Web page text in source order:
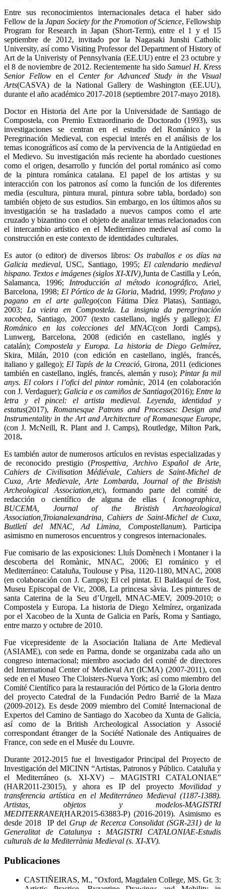
Entre sus reconocimientos internacionales detaca el haber sido
Fellow de la Japan Society for the Promotion of Science, Fellowship
Program for Research in Japan (Short-Term), entre el 1 y el 15
septiembre de 2012, invitado por la Nagasaki Junshi Catholic
University, así como Visiting Professor del Department of History of
Art de la Univeristy of Pennsylvania (EE.UU) entre el 23 octubre y
el 8 de noviembre de 2012. Recientemente ha sidoSamuel H. Kress
Senior Fellowen el Center for Advanced Study in the Visual
Arts(CASVA) de la National Gallery de Washington (EE.UU),
durante el año académico 2017-2018 (septiembre 2017-mayo 2018).
Doctor en Historia del Arte por la Universidade de Santiago de
Compostela, con Premio Extraordinario de Doctorado (1993), sus
investigaciones se centran en el estudio del Románico y la
Peregrinación Medieval, con especial interés en el análisis de los
temas iconográficos así como de la pervivencia de la Antigüedad en
el Medievo. Su investigación más reciente ha abordado cuestiones
como el origen, desarrollo y función del portal románico así como
de la pintura románica catalana. El papel de los artistas y su
interacción con los patronos así como la función de los diferentes
media (escultura, pintura mural, pintura sobre tabla, bordado) son
también objeto de sus estudios. Sin embargo, en los últimos años su
investigación se ha trasladado a nuevos campos como el arte
cruzado y bizantino con el objeto de analizar temas relacionados con
el intercambio artístico en el Mediterráneo medieval así como la
construcción en este contexto de identidades culturales.
Es autor (o editor) de diversos libros: Os traballos e os días na
Galicia medieval, USC, Santiago, 1995; El calendario medieval
hispano. Textos e imágenes (siglos XI-XIV), Junta de Castilla y León,
Salamanca, 1996; Introducción al método iconográfico, Ariel,
Barcelona, 1998; El Pórtico de la Gloria, Madrid, 1999; Profano y
pagano en el arte gallego(con Fátima Díez Platas), Santiago,
2003; La vieira en Compostela. La insignia da peregrinación
xacobea, Santiago, 2007 (texto castellano, inglés y gallego); El
Románico en las colecciones del MNAC(con Jordi Camps),
Lunwerg, Barcelona, 2008 (edición en castellano, inglés y
catalán); Compostela y Europa. La historia de Diego Gelmírez,
Skira, Milán, 2010 (con edición en castellano, inglés, francés,
italiano y gallego); El Tapís de la Creació, Girona, 2011 (ediciones
también en castellano, inglés, francés, alemán y ruso); Pintar fa mil
anys. El colors i l’ofici del pintor romànic, 2014 (en colaboración
con J. Verdaguer); Galicia e os camiños de Santiago(2016); Entre la
letra y el pincel: el artista medieval. Leyenda, identidad y
estatus(2017), Romanesque Patrons and Processes: Design and
Instrumentality in the Art and Architecture of Romanesque Europe,
(con J. McNeill, R. Plant and J. Camps), Routledge, Milton Park,
2018.
Es también autor de numerosos artículos en revistas especializadas y
de reconocido prestigio (Prospettiva, Archivo Español de Arte,
Cahiers de Civilisation Médiévale, Cahiers de Saint-Michel de
Cuxa, Arte Medievale, Arte Lombarda, Journal of the Bristish
Archeological Association, etc), formando parte del comité de
redacción o científico de alguna de ellas ( Iconographica,
BUCEMA, Journal of the Bristish Archaeological
Association,Troianalexandrina, Cahiers de Saint-Michel de Cuxa,
Butlletí del MNAC, Ad Limina, Compostellanum). Participa
asimismo en numerosos encuentros y congresos internacionales.
Fue comisario de las exposiciones: Lluís Domènech i Montaner i la
descoberta del Romànic, MNAC, 2006; El románico y el
Mediterráneo: Cataluña, Toulouse y Pisa, 1120-1180, MNAC, 2008
(en colaboración con J. Camps); El cel pintat. El Baldaquí de Tost,
Museu Episcopal de Vic, 2008, La princesa sàvia. Les pintures de
santa Caterina de la Seu d’Urgell, MNAC-MEV, 2009-2010; o
Compostela y Europa. La historia de Diego Xelmírez, organizada
por el Xacobeo de la Xunta de Galicia en París, Roma y Santiago,
entre marzo y octubre de 2010.
Fue vicepresidente de la Asociación Italiana de Arte Medieval
(ASIAME), con sede en Parma, donde se organizaba cada año un
congreso internacional; miembro asociado del comité de directores
del International Center of Medieval Art (ICMA) (2007-2011), con
sede en el Museo The Cloisters-Nueva York; así como miembro del
Comité Científico para la restauración del Pórtico de la Gloria dentro
del proyecto Catedral de la Fundación Pedro Barrié de la Maza
(2009-2012). Es desde 2009 miembro del Comité Internacional de
Expertos del Camino de Santiago do Xacobeo da Xunta de Galicia,
así como de la British Archeological Association y Associé
correspondant étranger de la Société Nationale des Antiquaires de
France, con sede en el Musée du Louvre.
Durante 2012-2015 fue el Investigador Principal del Proyecto de
Investigación del MICINN “Artistas, Patronos y Público. Cataluña y
el Mediterráneo (s. XI-XV) – MAGISTRI CATALONIAE”
(HAR2011-23015), y ahora es IP del proyecto Movilidad y
transferencia artística en el Mediterráneo Medieval (1187-1388).
Artistas, objetos y modelos-MAGISTRI
MEDITERRANEI(HAR2015-63883-P) (2016-2019). Asimismo es
desde 2018 IP del Grup de Recerca Consolidat (SGR-231) de la
Generalitat de Catalunya : MAGISTRI CATALONIAE-Estudis
culturals de la Mediterrània Medieval (s. XI-XV).
Publicaciones
CASTIÑEIRAS, M., "Oxford, Magdalen College, MS. Gr. 3: